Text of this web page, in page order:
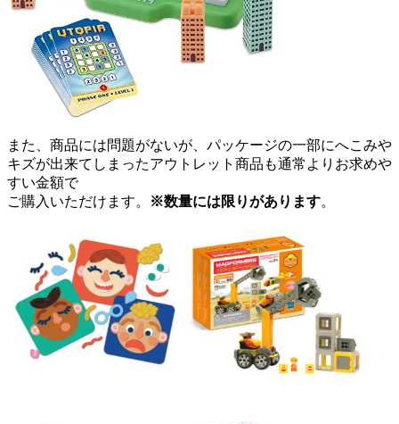
また、商品には問題がないが、パッケージの一部にへこみや
キズが出来てしまったアウトレット商品も通常よりお求めや
すい金額で
ご購入いただけます。
※数量には限りがあります。